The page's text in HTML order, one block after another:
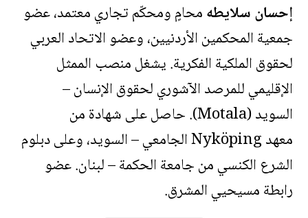
إحسان سلايطهمحامٍ ومحكّم تجاري معتمد، عضو
جمعية المحكمين الأردنيين، وعضو الاتحاد العربي
لحقوق الملكية الفكرية. يشغل منصب الممثل
الإقليمي للمرصد الآشوري لحقوق الإنسان –
السويد(Motala)
.حاصل على شهادة من
معهد
الجامعي – السويد، وعلى دبلوم
الشرع الكنسي من جامعة الحكمة – لبنان. عضو
رابطة مسيحيي المشرق.